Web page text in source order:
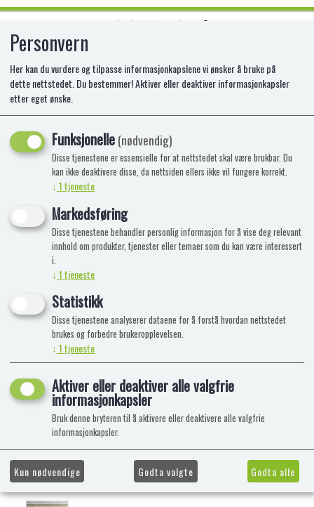
FAKE WINDOW DECORATION SCULL
&
HI-96664
Personvern
Her kan du vurdere og tilpasse informasjonkapslene vi ønsker å bruke på
dette nettstedet. Du bestemmer! Aktiver eller deaktiver informasjonkapsler
etter eget ønske.
Funksjonelle(nødvendig)
Disse tjenestene er essensielle for at nettstedet skal være brukbar. Du
kan ikke deaktivere disse, da nettsiden ellers ikke vil fungere korrekt.
↓ 1tjeneste
Markedsføring
Disse tjenestene behandler personlig informasjon for å vise deg relevant
innhold om produkter, tjenester eller temaer som du kan være interessert
i.
↓ 1tjeneste
Statistikk
Disse tjenestene analyserer dataene for å forstå hvordan nettstedet
brukes og forbedre brukeropplevelsen.
↓ 1tjeneste
Aktiver eller deaktiver alle valgfrie
informasjonkapsler
Bruk denne bryteren til å aktivere eller deaktivere alle valgfrie
informasjonkapsler.
Kun nødvendige Godta valgte Godta alle